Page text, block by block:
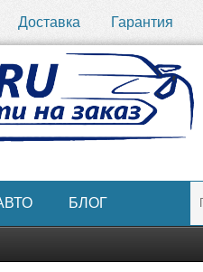
Доставка Гарантия
БЛОГ